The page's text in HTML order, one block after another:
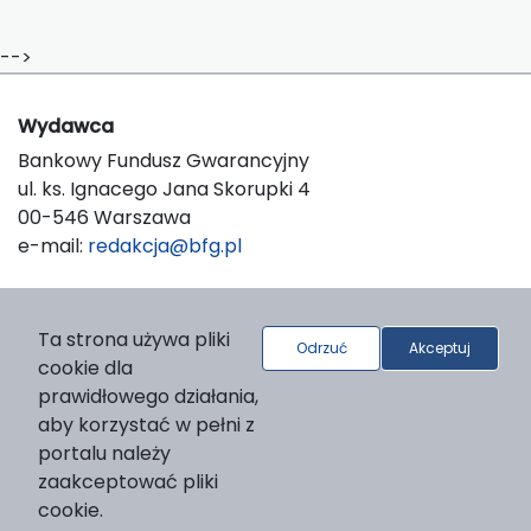
-->
Wydawca
Bankowy Fundusz Gwarancyjny
ul. ks. Ignacego Jana Skorupki 4
00-546 Warszawa
e-mail: redakcja@bfg.pl
O platformie
© 2026 Bankowy Fundusz Gwarancyjny
Support & Customization by LIBCOM
Platform & Workflow by OJS/PKP
Ta strona używa pliki
cookie dla
prawidłowego działania,
aby korzystać w pełni z
portalu należy
zaakceptować pliki
cookie.
Odrzuć Akceptuj